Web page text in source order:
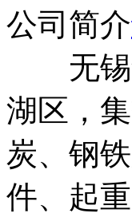
公司简介
无锡华
湖区，
炭、钢
件、起